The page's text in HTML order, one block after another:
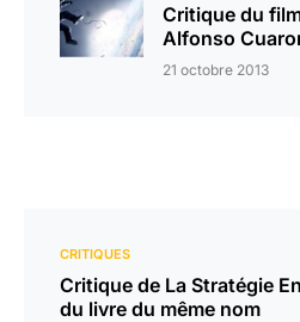
Critique du
Alfonso
21 octobre 2013
CRITIQUES
Critique de La Stratégie
du livre du même nom